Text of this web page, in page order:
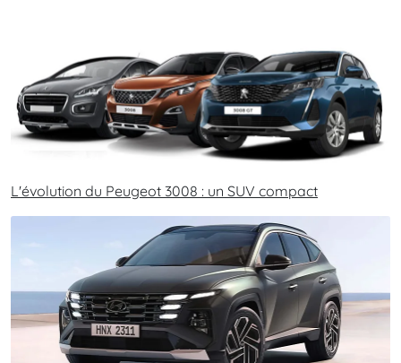
L'évolution du Peugeot 3008 : un SUV compact